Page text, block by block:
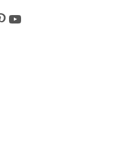
YouTube